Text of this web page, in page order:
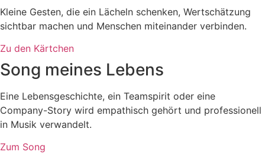
Kleine Gesten, die ein Lächeln schenken, Wertschätzung
sichtbar machen und Menschen miteinander verbinden.
Zu den Kärtchen
Song meines Lebens
Eine Lebensgeschichte, ein Teamspirit oder eine
Company-Story wird empathisch gehört und professionell
in Musik verwandelt.
Zum Song